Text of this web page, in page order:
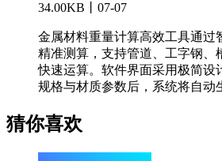
34.00KB丨07-07
金属材料重量计算高效工具通过
精准测算，支持管道、工字钢、
快速运算。软件界面采用极简设
规格与材质参数后，系统将自动
猜你喜欢